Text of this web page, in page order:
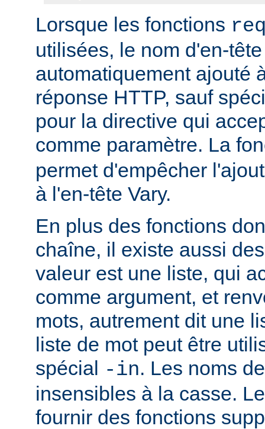
Lorsque les fonctions
utilisées, le nom d'en-
automatiquement ajouté
réponse HTTP, sauf
pour la directive qui
comme paramètre. La
permet d'empêcher
à l'en-tête Vary.
En plus des fonctions
chaîne, il existe aussi
valeur est une liste, qui
comme argument, et
mots, autrement dit une
liste de mot peut être
spécial -in. Les noms
insensibles à la casse.
fournir des fonctions